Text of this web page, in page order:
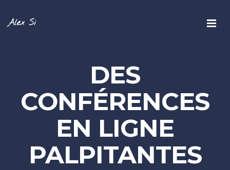
Alex Si
DES
CONFÉRENCES
EN LIGNE
PALPITANTES